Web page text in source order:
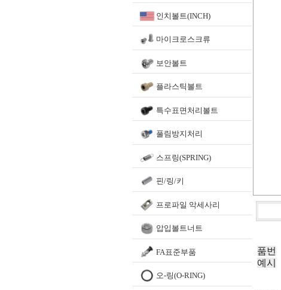
인치볼트(INCH)
마이크로스크류
보안볼트
플라스틱볼트
특수표면처리볼트
풀림방지처리
스프링(SPRING)
핀/링/키
프로파일 악세사리
압입볼트너트
FA표준부품
오-링(O-RING)
품번
예시